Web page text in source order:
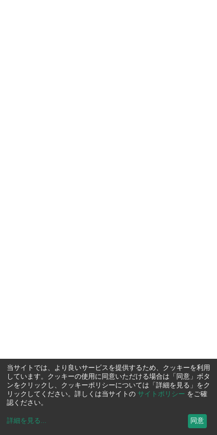
当サイトでは、より良いサービスを提供するため、クッキーを利用
しています。クッキーの使用に同意いただける場合は「同意」ボタ
ンをクリックし、クッキーポリシーについては「詳細を見る」をク
リックしてください。詳しくは当サイトの サイトポリシー をご確
認ください。
詳細を見る ... 同意